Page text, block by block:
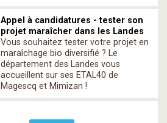
Appel à candidatures - tester son
projet maraîcher dans les Landes
Vous souhaitez tester votre projet en
maraîchage bio diversifié ? Le
département des Landes vous
accueillent sur ses ETAL40 de
Magescq et Mimizan !